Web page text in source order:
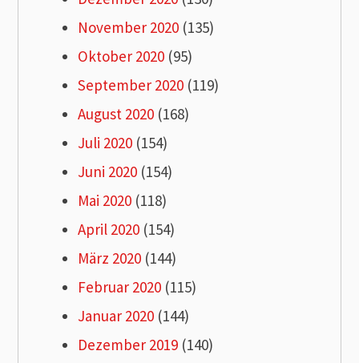
November 2020 (135)
Oktober 2020 (95)
September 2020 (119)
August 2020 (168)
Juli 2020 (154)
Juni 2020 (154)
Mai 2020 (118)
April 2020 (154)
März 2020 (144)
Februar 2020 (115)
Januar 2020 (144)
Dezember 2019 (140)